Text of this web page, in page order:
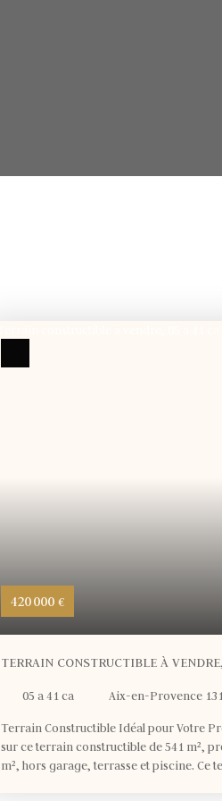
420 000 €
TERRAIN CONSTRUCTIBLE À
05 a 41 ca Aix-en-Provence
Terrain Constructible Idéal pour Votre
sur ce terrain constructible de 541 m²,
m², hors garage, terrasse et piscine. Ce